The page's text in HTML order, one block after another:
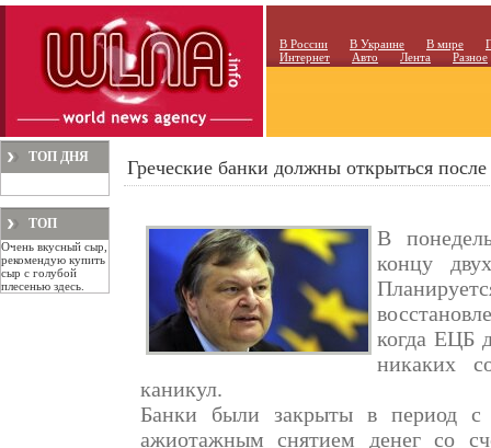
В России В Украине В мире
Интернет
Авто Лента Разное
ТОП ДНЯ
ТОП
МЕСЯЦА
Очень вкусный сыр,
рекомендую купить
сыр с голубой
плесенью здесь.
Греческие банки должны открыться
В
концу
когда ЕЦБ
никаких
каникул.
Банки были закрыты в
ажиотажным снятием денег со